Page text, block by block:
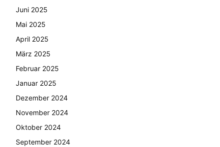
Juni 2025
Mai 2025
April 2025
März 2025
Februar 2025
Januar 2025
Dezember 2024
November 2024
Oktober 2024
September 2024